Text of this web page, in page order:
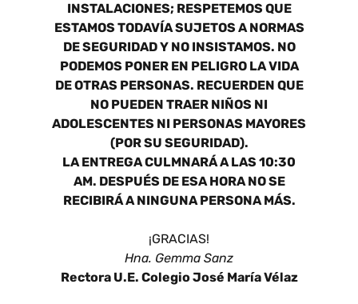
INSTALACIONES; RESPETEMOS QUE
ESTAMOS TODAVÍA SUJETOS A NORMAS
DE SEGURIDAD Y NO INSISTAMOS. NO
PODEMOS PONER EN PELIGRO LA VIDA
DE OTRAS PERSONAS. RECUERDEN QUE
NO PUEDEN TRAER NIÑOS NI
ADOLESCENTES NI PERSONAS MAYORES
(POR SU SEGURIDAD).
LA ENTREGA CULMNARÁ A LAS 10:30
AM. DESPUÉS DE ESA HORA NO SE
RECIBIRÁ A NINGUNA PERSONA MÁS.
¡GRACIAS!
Hna. Gemma Sanz
Rectora U.E. Colegio José María Vélaz